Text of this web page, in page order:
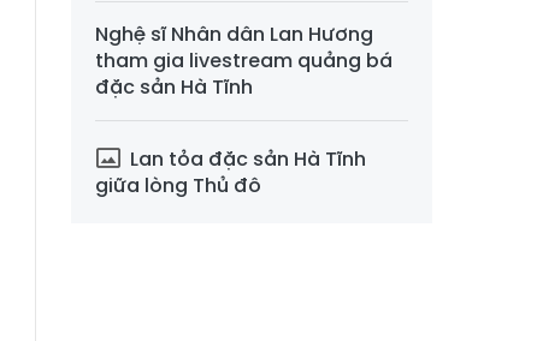
Nghệ sĩ Nhân dân Lan Hương
tham gia livestream quảng bá
đặc sản Hà Tĩnh
Lan tỏa đặc sản Hà Tĩnh
giữa lòng Thủ đô